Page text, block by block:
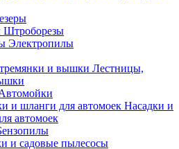
Штроборезы
Электропилы
Лестницы,
Насадки и
автомоек